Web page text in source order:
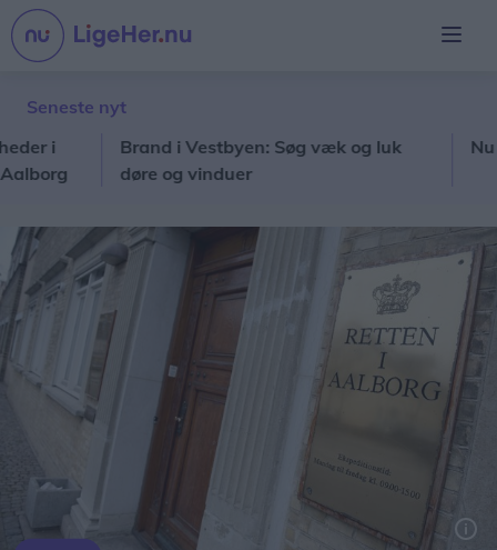
Seneste nyt
i
Brand i Vestbyen: Søg væk og luk
døre og vinduer
Nu